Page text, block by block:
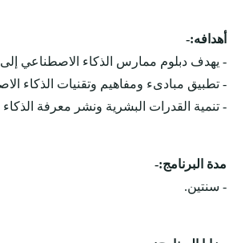
أهدافه:-
- يهدف دبلوم ممارس الذكاء الاصطناعي
- تطبيق مبادىء ومفاهيم وتقنيات الذكاء
- تنمية القدرات البشرية ونشر معرفة
مدة البرنامج:-
- سنتين.